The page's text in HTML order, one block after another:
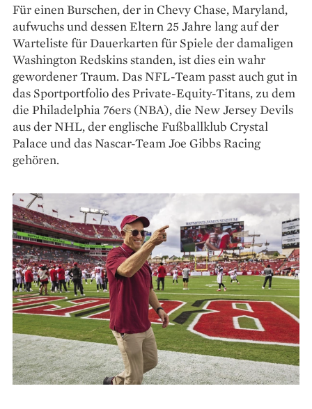
Für einen Burschen, der in Chevy Chase, Maryland,
aufwuchs und dessen Eltern 25 Jahre lang auf der
Warteliste für Dauerkarten für Spiele der damaligen
Washington Redskins standen, ist dies ein wahr
gewordener Traum. Das NFL-Team passt auch gut in
das Sportportfolio des Private-Equity-Titans, zu dem
die Philadelphia 76ers (NBA), die New Jersey Devils
aus der NHL, der englische Fußballklub Crystal
Palace und das Nas­car-Team Joe Gibbs Racing
gehören.